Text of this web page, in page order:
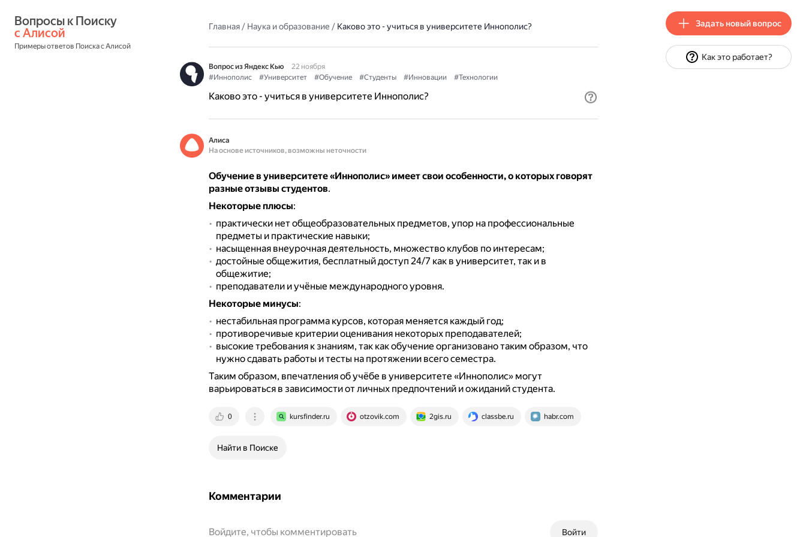
с Алисой
Примеры ответов Поиска с Алисой
Главная/ Наука и образование / Каково это - учиться в университете Иннополис?
Вопрос из Яндекс Кью
22 ноября
#Иннополис
#Университет #Обучение #Студенты #Инновации #Технологии
Каково это - учиться в университете Иннополис?
Алиса
На основе источников, возможны неточности
Обучение в университете «Иннополис» имеет свои особенности, о которых говорят
разные отзывы студентов.
Некоторые плюсы:
практически нет общеобразовательных предметов, упор на профессиональные
предметы и практические навыки;
насыщенная внеурочная деятельность, множество клубов по интересам;
достойные общежития, бесплатный доступ 24/7 как в университет, так и в
общежитие;
преподаватели и учёные международного уровня.
Некоторые минусы:
нестабильная программа курсов, которая меняется каждый год;
противоречивые критерии оценивания некоторых преподавателей;
высокие требования к знаниям, так как обучение организовано таким образом, что
нужно сдавать работы и тесты на протяжении всего семестра.
Таким образом, впечатления об учёбе в университете «Иннополис» могут
варьироваться в зависимости от личных предпочтений и ожиданий студента.
0 kursfinder.ru otzovik.com 2gis.ru classbe.ru habr.com
Найти в Поиске
Комментарии
Войти
Войдите, чтобы комментировать
Задать новый вопрос
Как это работает?